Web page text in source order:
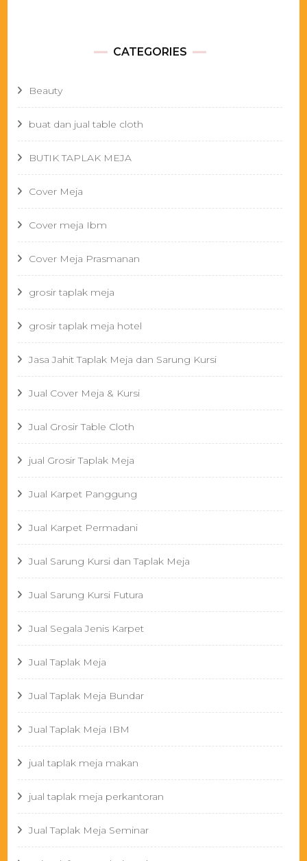
CATEGORIES
Beauty
buat dan jual table cloth
BUTIK TAPLAK MEJA
Cover Meja
Cover meja Ibm
Cover Meja Prasmanan
grosir taplak meja
grosir taplak meja hotel
Jasa Jahit Taplak Meja dan Sarung Kursi
Jual Cover Meja & Kursi
Jual Grosir Table Cloth
jual Grosir Taplak Meja
Jual Karpet Panggung
Jual Karpet Permadani
Jual Sarung Kursi dan Taplak Meja
Jual Sarung Kursi Futura
Jual Segala Jenis Karpet
Jual Taplak Meja
Jual Taplak Meja Bundar
Jual Taplak Meja IBM
jual taplak meja makan
jual taplak meja perkantoran
Jual Taplak Meja Seminar